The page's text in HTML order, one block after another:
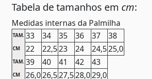
Tabela de tamanhos em cm:
Medidas internas da Palmilha
TAM. 33 34 35 36 37 38
CM 22 22,523 24 24,525,0
TAM. 39 40 41 42 43
CM 26,026,527,528,029,0